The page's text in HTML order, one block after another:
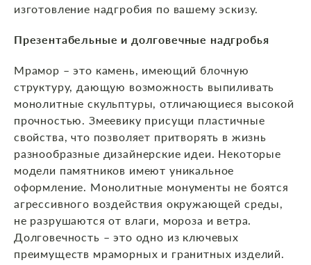
изготовление надгробия по вашему эскизу.
Презентабельные и долговечные надгробья
Мрамор – это камень, имеющий блочную
структуру, дающую возможность выпиливать
монолитные скульптуры, отличающиеся высокой
прочностью. Змеевику присущи пластичные
свойства, что позволяет притворять в жизнь
разнообразные дизайнерские идеи. Некоторые
модели памятников имеют уникальное
оформление. Монолитные монументы не боятся
агрессивного воздействия окружающей среды,
не разрушаются от влаги, мороза и ветра.
Долговечность – это одно из ключевых
преимуществ мраморных и гранитных изделий.